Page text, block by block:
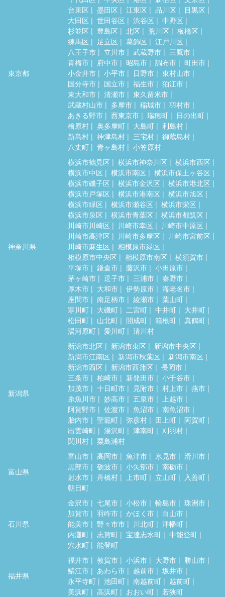
東京都
台東区
墨田区 江東区 品川区
目黒区
大田区
世田谷区 渋谷区
中野区
杉並区
豊島区 北区 荒川区
板橋区
練馬区
足立区 葛飾区
江戸川区
八王子市
立川市 武蔵野市
三鷹市
青梅市
府中市 昭島市 調布市
町田市
小金井市
小平市 日野市
東村山市
国分寺市
国立市 福生市
狛江市
東大和市
清瀬市
東久留米市
武蔵村山市
多摩市 稲城市
羽村市
あきる野市
西東京市 瑞穂町
日の出町
檜原村
奥多摩町 大島町
利島村
新島村
神津島村 三宅村
御蔵島村
八丈町
青ヶ島村 小笠原村
神奈川県
横浜市鶴見区 横浜市神奈川区
横浜市西区
横浜市中区
横浜市南区
横浜市保土ヶ谷区
横浜市磯子区
横浜市金沢区
横浜市港北区
横浜市戸塚区
横浜市港南区
横浜市旭区
横浜市緑区
横浜市瀬谷区
横浜市栄区
横浜市泉区
横浜市青葉区
横浜市都筑区
川崎市川崎区
川崎市幸区
川崎市中原区
川崎市高津区
川崎市多摩区
川崎市宮前区
川崎市麻生区
相模原市緑区
相模原市中央区
相模原市南区
横須賀市
平塚市
鎌倉市 藤沢市
小田原市
茅ヶ崎市
逗子市 三浦市
秦野市
厚木市
大和市 伊勢原市
海老名市
座間市
南足柄市 綾瀬市
葉山町
寒川町
大磯町 二宮町 中井町
大井町
松田町
山北町 開成町 箱根町
真鶴町
湯河原町
愛川町 清川村
新潟県
新潟市北区 新潟市東区
新潟市中央区
新潟市江南区
新潟市秋葉区
新潟市南区
新潟市西区
新潟市西蒲区
長岡市
三条市
柏崎市 新発田市
小千谷市
加茂市
十日町市 見附市 村上市
燕市
糸魚川市
妙高市 五泉市
上越市
阿賀野市
佐渡市 魚沼市
南魚沼市
胎内市
聖籠町 弥彦村 田上町
阿賀町
出雲崎町
湯沢町 津南町
刈羽村
関川村
粟島浦村
富山県
富山市 高岡市 魚津市 氷見市
滑川市
黒部市
砺波市 小矢部市
南砺市
射水市
舟橋村 上市町 立山町
入善町
朝日町
石川県
金沢市 七尾市 小松市 輪島市
珠洲市
加賀市
羽咋市 かほく市
白山市
能美市
野々市市 川北町
津幡町
内灘町
志賀町 宝達志水町
中能登町
穴水町
能登町
福井県
福井市 敦賀市 小浜市 大野市
勝山市
鯖江市
あわら市 越前市
坂井市
永平寺町
池田町 南越前町
越前町
美浜町
高浜町 おおい町 若狭町